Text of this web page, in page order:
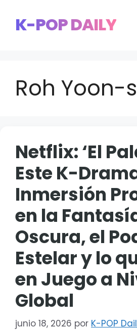
contenido
K-POP DAILY
Roh Yoon-
Netflix: ‘El
Este K-
Inmersión
en la
Oscura, el
Estelar y lo
en Juego a
Global
junio 18, 2026 por K-POP